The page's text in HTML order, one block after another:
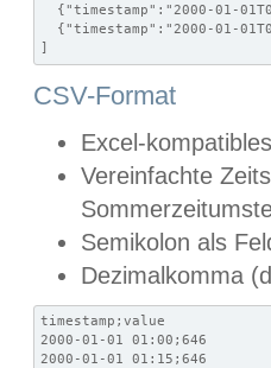
{"timestamp":"2000-01-
{"timestamp":"2000-01-
]
CSV-Format
Excel-
Vereinfachte
Semikolon als
Dezimalkomma
timestamp;value
2000-01-01 01:00;646
2000-01-01 01:15;646